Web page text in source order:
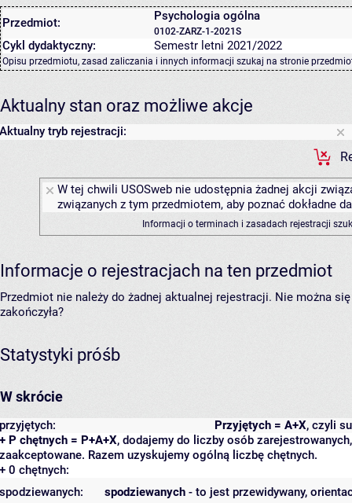
Przedmiot: Psychologia ogólna
0102-ZARZ-1-2021S
Cykl dydaktyczny: Semestr letni 2021/2022
Opisu przedmiotu, zasad zaliczania i innych informacji szukaj na stronie
Aktualny stan oraz możliwe akcje
Aktualny tryb rejestracji:
W tej chwili USOSweb nie udostępnia żadnej akcji
związanych z tym przedmiotem, aby poznać dokładne
Informacji o terminach i zasadach rejestracji
Informacje o rejestracjach na ten przedmiot
Przedmiot nie należy do żadnej aktualnej rejestracji. Nie można
zakończyła?
Statystyki próśb
W skrócie
Przyjętych = A+X, czyli
przyjętych:
+ P chętnych = P+A+X, dodajemy do liczby osób
zaakceptowane. Razem uzyskujemy ogólną liczbę chętnych.
+ 0 chętnych:
spodziewanych - to jest przewidywany,
spodziewanych: